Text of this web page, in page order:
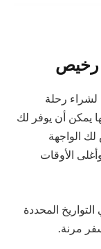
رخيص
لشراء رحلة
يمكن أن يوفر لك
لك الواجهة
الأوقات
المحددة
مرنة.